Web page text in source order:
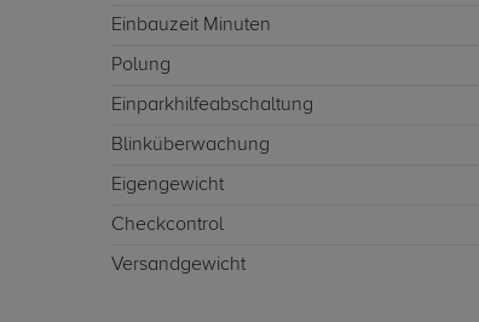
Einbauzeit Minuten
Polung
Einparkhilfeabschaltung
Blinküberwachung
Eigengewicht
Checkcontrol
Versandgewicht